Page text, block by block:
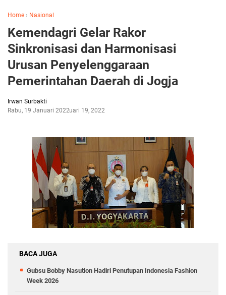
Home › Nasional
Kemendagri Gelar Rakor
Sinkronisasi dan Harmonisasi
Urusan Penyelenggaraan
Pemerintahan Daerah di Jogja
Irwan Surbakti
Rabu, 19 Januari 2022Januari 19, 2022
BACA JUGA
Gubsu Bobby Nasution Hadiri Penutupan Indonesia Fashion
Week 2026